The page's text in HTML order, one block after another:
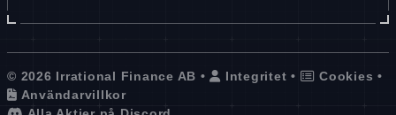
© 2026 Irrational Finance AB • Integritet • Cookies •
Användarvillkor